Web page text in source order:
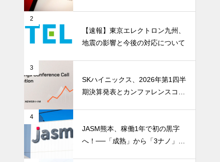
2
【速報】東京エレクトロン九州、
地震の影響と今後の対応について
3
SKハイニックス、2026年第1四半
期決算発表とカンファレンスコー
4
JASM熊本、稼働1年で初の黒字
へ！──「成熟」から「3ナノ」へ